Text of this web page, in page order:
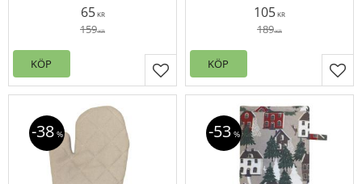
65KR
159KR
Lägg till i favoriter
KÖP
vinterlandskap. Justerbart
nackband, praktisk ficka på
105KR
189KR
KÖP
38 % 53 %